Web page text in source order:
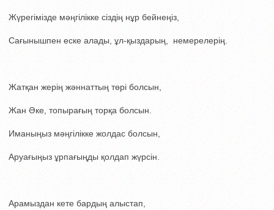
Жүрегімізде мәңгілікке сіздің нұр бейнеңіз,
Сағынышпен еске алады, ұл-қыздарың, немерелерің.
Жатқан жерің жәннаттың төрі болсын,
Жан Әке, топырағың торқа болсын.
Иманыңыз мәңгілікке жолдас болсын,
Аруағыңыз ұрпағыңды қолдап жүрсін.
Арамыздан кете бардың алыстап,